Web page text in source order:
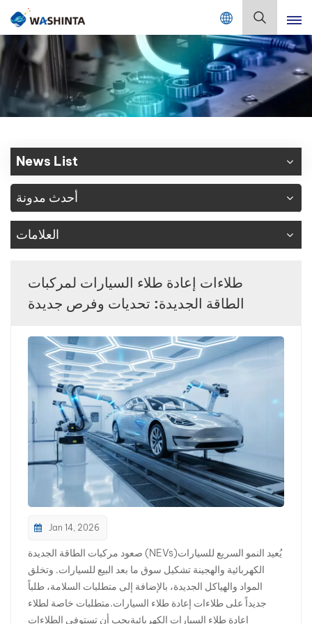
Mix Color Online
English
Français
Deutsch
Русский
Español
Português
日本語
한국어
بالعربية
فارسی
中文
News List
أحدث مدونة
العلامات
طلاءات إعادة طلاء السيارات لمركبات
الطاقة الجديدة: تحديات وفرص جديدة
Jan 14, 2026
صعود مركبات الطاقة الجديدة (NEVs)يُعيد النمو السريع للسيارات
الكهربائية والهجينة تشكيل سوق ما بعد البيع للسيارات. وتخلق
المواد والهياكل الجديدة، بالإضافة إلى متطلبات السلامة، طلباً
جديداً على طلاءات إعادة طلاء السيارات.متطلبات خاصة لطلاء
إعادة طلاء السيارات الكهربائيةيجب أن تستوفي الطلاءات